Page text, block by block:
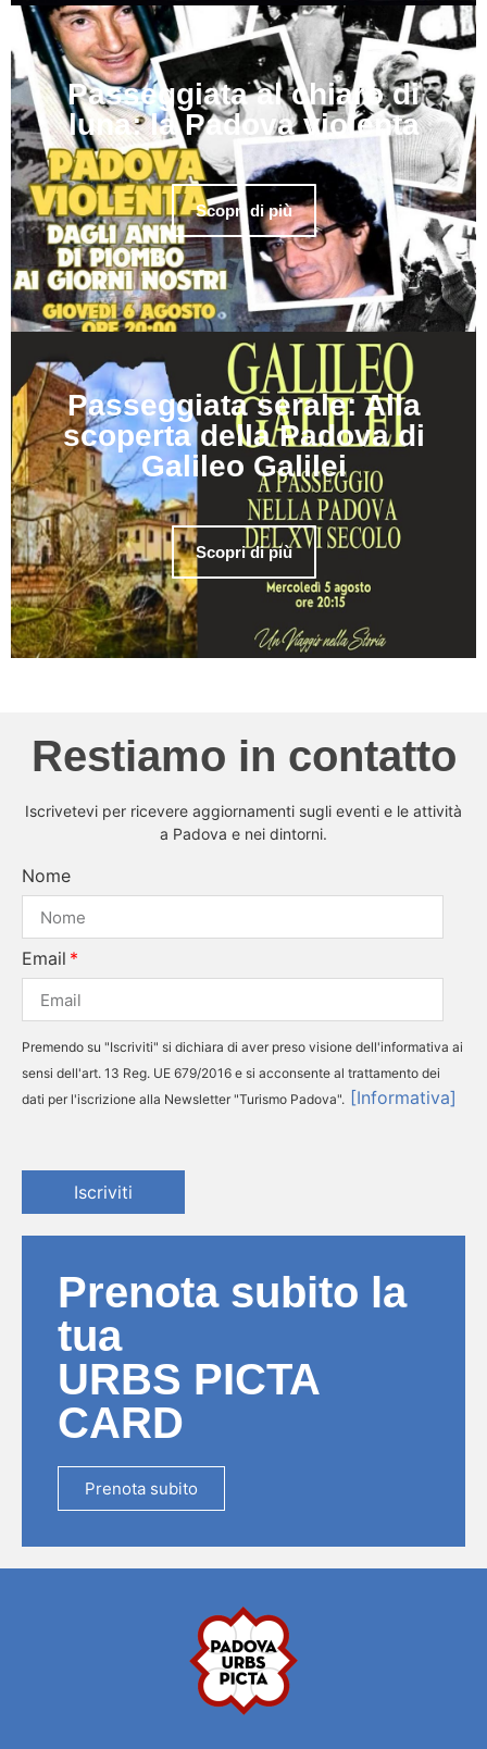
Passeggiata al chiaro di
luna: la Padova violenta
Scopri di più
Passeggiata serale: Alla
scoperta della Padova di
Galileo Galilei
Scopri di più
Restiamo in contatto
Iscrivetevi per ricevere aggiornamenti sugli eventi e le attività
a Padova e nei dintorni.
Nome
Email
Premendo su "Iscriviti" si dichiara di aver preso visione dell'informativa ai
sensi dell'art. 13 Reg. UE 679/2016 e si acconsente al trattamento dei
dati per l'iscrizione alla Newsletter "Turismo Padova". [Informativa]
Iscriviti
Prenota subito la
tua
URBS PICTA
CARD
Prenota subito